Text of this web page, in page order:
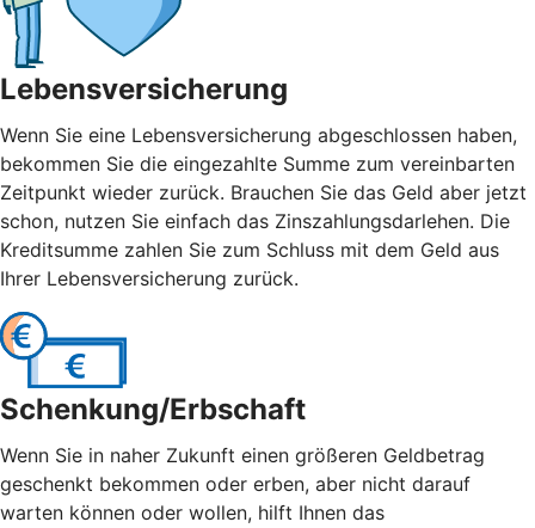
Lebensversicherung
Wenn Sie eine Lebensversicherung abgeschlossen haben,
bekommen Sie die eingezahlte Summe zum vereinbarten
Zeitpunkt wieder zurück. Brauchen Sie das Geld aber jetzt
schon, nutzen Sie einfach das Zinszahlungsdarlehen. Die
Kreditsumme zahlen Sie zum Schluss mit dem Geld aus
Ihrer Lebensversicherung zurück.
Schenkung/Erbschaft
Wenn Sie in naher Zukunft einen größeren Geldbetrag
geschenkt bekommen oder erben, aber nicht darauf
warten können oder wollen, hilft Ihnen das